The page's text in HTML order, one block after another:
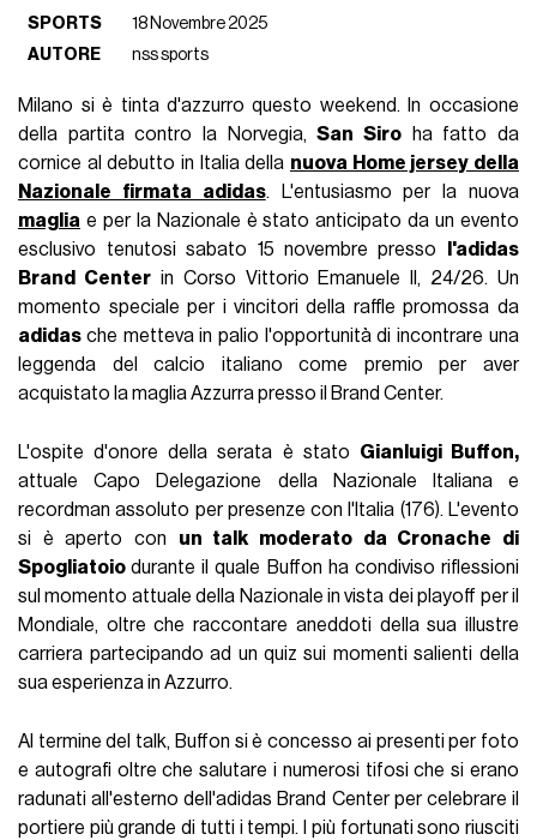
SPORTS
18 Novembre 2025
AUTORE
nss sports
Milano si è tinta d'azzurro questo weekend. In occasione
della partita contro la Norvegia,San Siro ha fatto da
cornice al debutto in Italia della nuova Home jersey della
Nazionale firmata adidas. L'entusiasmo per la nuova
maglia e per la Nazionale è stato anticipato da un evento
esclusivo tenutosi sabato 15 novembre presso
l'adidas
Brand Centerin Corso Vittorio Emanuele II, 24/26. Un
momento speciale per i vincitori della raffle promossa da
adidas che metteva in palio l'opportunità di incontrare una
leggenda del calcio italiano come premio per aver
acquistato la maglia Azzurra presso il Brand Center.
L'ospite d'onore della serata è stato Gianluigi Buffon,
attuale Capo Delegazione della Nazionale Italiana e
recordman assoluto per presenze con l'Italia (176). L'evento
si è aperto con un talk moderato da Cronache di
Spogliatoiodurante il quale Buffon ha condiviso riflessioni
sul momento attuale della Nazionale in vista dei playoff per il
Mondiale, oltre che raccontare aneddoti della sua illustre
carriera partecipando ad un quiz sui momenti salienti della
sua esperienza in Azzurro.
Al termine del talk, Buffon si è concesso ai presenti per foto
e autografi oltre che salutare i numerosi tifosi che si erano
radunati all'esterno dell'adidas Brand Center per celebrare il
portiere più grande di tutti i tempi. I più fortunati sono riusciti